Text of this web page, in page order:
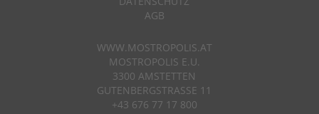
AGB
WWW.MOSTROPOLIS.AT
MOSTROPOLIS E.U.
3300 AMSTETTEN
GUTENBERGSTRASSE 11
+43 676 77 17 800